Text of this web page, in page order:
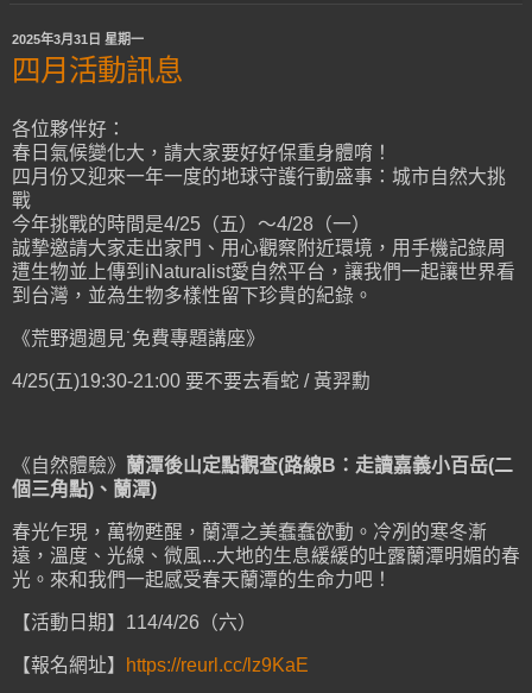
2025年3月31日 星期一
四月活動訊息
各位夥伴好：
春日氣候變化大，請大家要好好保重身體唷！
四月份又迎來一年一度的地球守護行動盛事：城市自然大挑
戰
今年挑戰的時間是4/25（五）～4/28（一）
誠摯邀請大家走出家門、用心觀察附近環境，用手機記錄周
遭生物並上傳到iNaturalist愛自然平台，讓我們一起讓世界看
到台灣，並為生物多樣性留下珍貴的紀錄。
《荒野週週見˙免費專題講座》
4/25(五)19:30-21:00 要不要去看蛇 / 黃羿勳
《自然體驗》 蘭潭後山定點觀查(路線B：走讀嘉義小百岳(二
個三角點)、蘭潭)
春光乍現，萬物甦醒，蘭潭之美蠢蠢欲動。冷冽的寒冬漸
遠，溫度、光線、微風...大地的生息緩緩的吐露蘭潭明媚的春
光。來和我們一起感受春天蘭潭的生命力吧！
【活動日期】114/4/26（六）
【報名網址】 https://reurl.cc/lz9KaE